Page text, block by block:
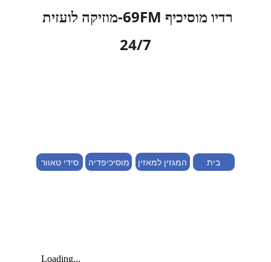
רדיו מוסיכיף 69FM-מוזיקה לועזית
24/7
בית המגזין למאזין מוסיכיפדיה סידי טאוור